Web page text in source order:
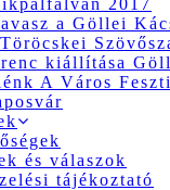
2017
a Göllei
kiállítása
A Város
és válaszok
tájékoztató